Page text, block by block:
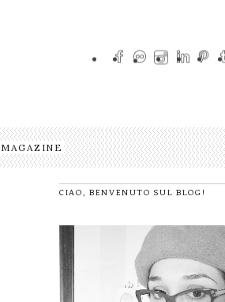
MAGAZINE
CIAO, BENVENUTO SUL BLOG!